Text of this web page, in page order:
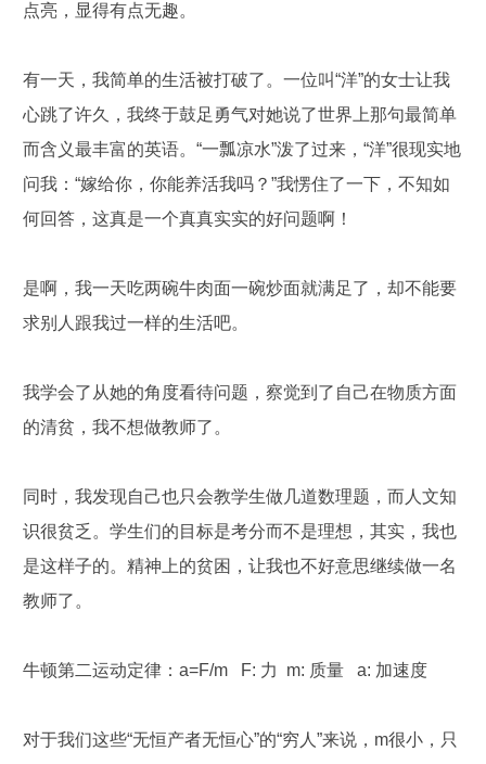
点亮，显得有点无趣。
有一天，我简单的生活被打破了。一位叫“洋”的女士让我
心跳了许久，我终于鼓足勇气对她说了世界上那句最简单
而含义最丰富的英语。“一瓢凉水”泼了过来，“洋”很现实地
问我：“嫁给你，你能养活我吗？”我愣住了一下，不知如
何回答，这真是一个真真实实的好问题啊！
是啊，我一天吃两碗牛肉面一碗炒面就满足了，却不能要
求别人跟我过一样的生活吧。
我学会了从她的角度看待问题，察觉到了自己在物质方面
的清贫，我不想做教师了。
同时，我发现自己也只会教学生做几道数理题，而人文知
识很贫乏。学生们的目标是考分而不是理想，其实，我也
是这样子的。精神上的贫困，让我也不好意思继续做一名
教师了。
牛顿第二运动定律：a=F/m F: 力 m: 质量 a: 加速度
对于我们这些“无恒产者无恒心”的“穷人”来说，m很小，只